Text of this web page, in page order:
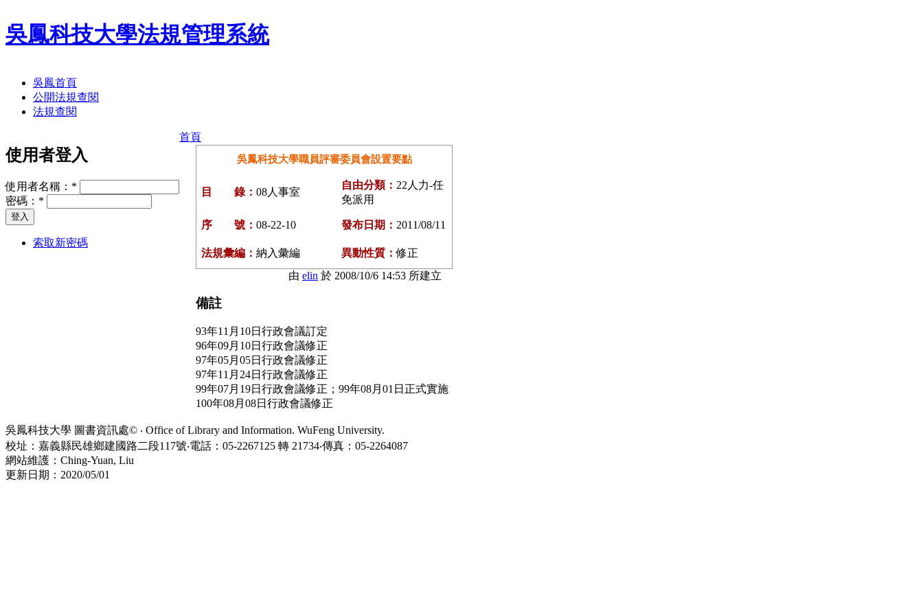
吳鳳科技大學法規管理系統
吳鳳首頁
公開法規查閱
法規查閱
使用者登入
使用者名稱： *
密碼： *
索取新密碼
首頁
吳鳳科技大學職員評審委員會設置要點
目 錄： 08人事室
自由分類： 22人力-任
免派用
序 號： 08-22-10 發布日期： 2011/08/11
法規彙編： 納入彙編 異動性質：修正
由 elin 於 2008/10/6 14:53 所建立
備註
93年11月10日行政會議訂定
96年09月10日行政會議修正
97年05月05日行政會議修正
97年11月24日行政會議修正
99年07月19日行政會議修正；99年08月01日正式實施
100年08月08日行政會議修正
吳鳳科技大學 圖書資訊處© ‧ Office of Library and Information. WuFeng University.
校址：嘉義縣民雄鄉建國路二段117號‧電話：05-2267125 轉 21734‧傳真：05-2264087
網站維護：Ching-Yuan, Liu
更新日期：2020/05/01